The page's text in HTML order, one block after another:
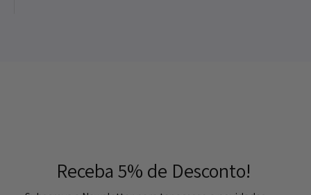
Receba 5% de Desconto!